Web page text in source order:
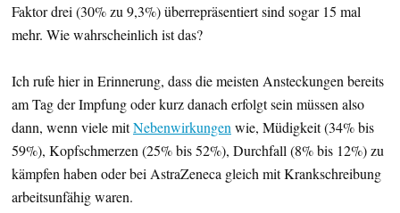
Faktor drei (30% zu 9,3%) überrepräsentiert sind sogar 15 mal
mehr. Wie wahrscheinlich ist das?
Ich rufe hier in Erinnerung, dass die meisten Ansteckungen bereits
am Tag der Impfung oder kurz danach erfolgt sein müssen also
dann, wenn viele mitNebenwirkungen wie, Müdigkeit (34% bis
59%), Kopfschmerzen (25% bis 52%), Durchfall (8% bis 12%) zu
kämpfen haben oder bei AstraZeneca gleich mit Krankschreibung
arbeitsunfähig waren.